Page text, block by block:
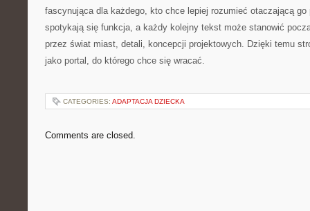
fascynująca dla każdego, kto chce lepiej rozumieć otaczającą go
spotykają się funkcja, a każdy kolejny tekst może stanowić
przez świat miast, detali, koncepcji projektowych. Dzięki temu
jako portal, do którego chce się wracać.
CATEGORIES: ADAPTACJA DZIECKA
Comments are closed.